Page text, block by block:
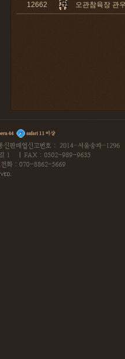
12662 오관참육장 관